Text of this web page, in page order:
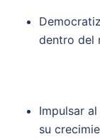
dentro del
Impulsar
su